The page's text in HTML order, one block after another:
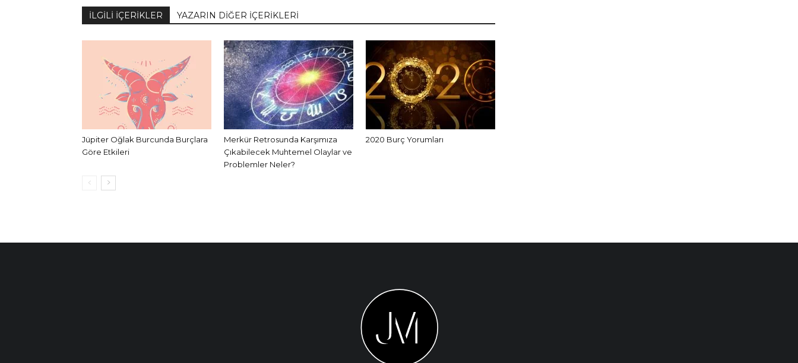
İLGİLİ İÇERİKLER YAZARIN DİĞER İÇERİKLERİ
Jüpiter Oğlak Burcunda Burçlara
Göre Etkileri
Merkür Retrosunda Karşımıza
Çıkabilecek Muhtemel Olaylar ve
Problemler Neler?
2020 Burç Yorumları